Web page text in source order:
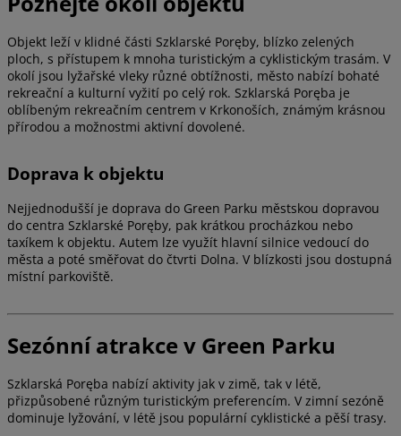
Objekt leží v klidné části Szklarské Poręby, blízko zelených
ploch, s přístupem k mnoha turistickým a cyklistickým trasám. V
okolí jsou lyžařské vleky různé obtížnosti, město nabízí bohaté
rekreační a kulturní vyžití po celý rok. Szklarská Poręba je
oblíbeným rekreačním centrem v Krkonoších, známým krásnou
přírodou a možnostmi aktivní dovolené.
Doprava k objektu
Nejjednodušší je doprava do Green Parku městskou dopravou
do centra Szklarské Poręby, pak krátkou procházkou nebo
taxíkem k objektu. Autem lze využít hlavní silnice vedoucí do
města a poté směřovat do čtvrti Dolna. V blízkosti jsou dostupná
místní parkoviště.
Sezónní atrakce v Green Parku
Szklarská Poręba nabízí aktivity jak v zimě, tak v létě,
přizpůsobené různým turistickým preferencím. V zimní sezóně
dominuje lyžování, v létě jsou populární cyklistické a pěší trasy.